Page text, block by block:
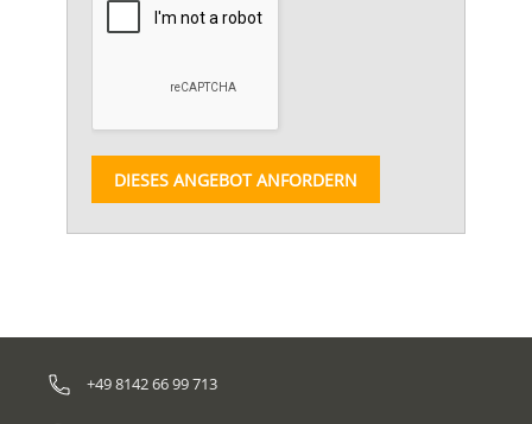
DIESES ANGEBOT ANFORDERN
+49 8142 66 99 713